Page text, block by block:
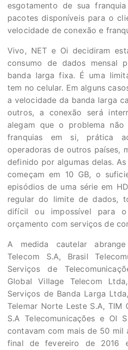
esgotamento de sua
pacotes disponíveis para o
velocidade de conexão e
Vivo, NET e Oi decidiram
consumo de dados mensal
banda larga fixa. É uma
tem no celular. Em alguns
a velocidade da banda larga
outros, a conexão será
alegam que o problema
franquias em si, prática
operadoras de outros países,
definido por algumas delas.
começam em 10 GB, o
episódios de uma série em
regular do limite de dados,
difícil ou impossível para
orçamento com serviços de
A medida cautelar
Telecom S.A, Brasil
Serviços de
Global Village Telecom
Serviços de Banda Larga
Telemar Norte Leste S.A, TIM
S.A Telecomunicações e OI
contavam com mais de 50 mil
final de fevereiro de 2016